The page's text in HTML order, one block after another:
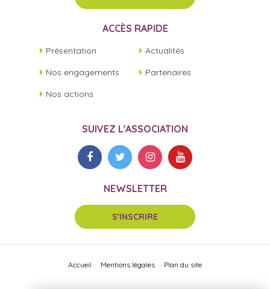
ACCÈS RAPIDE
Présentation
Actualités
Nos engagements
Partenaires
Nos actions
SUIVEZ L'ASSOCIATION
NEWSLETTER
S'INSCRIRE
Accueil Mentions légales Plan du site